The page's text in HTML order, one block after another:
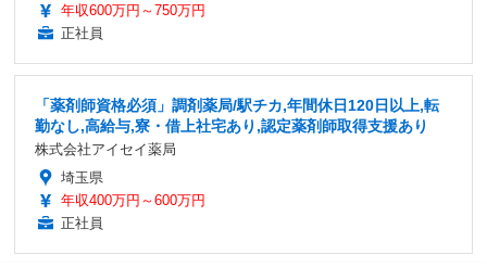
年収600万円～750万円
正社員
「薬剤師資格必須」調剤薬局/駅チカ,年間休日120日以上,転
勤なし,高給与,寮・借上社宅あり,認定薬剤師取得支援あり
株式会社アイセイ薬局
埼玉県
年収400万円～600万円
正社員